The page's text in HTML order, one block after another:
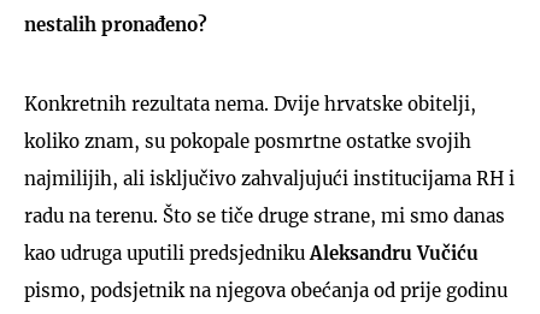
nestalih pronađeno?
Konkretnih rezultata nema. Dvije hrvatske obitelji,
koliko znam, su pokopale posmrtne ostatke svojih
najmilijih, ali isključivo zahvaljujući institucijama RH i
radu na terenu. Što se tiče druge strane, mi smo danas
kao udruga uputili predsjedniku Aleksandru Vučiću
pismo, podsjetnik na njegova obećanja od prije godinu